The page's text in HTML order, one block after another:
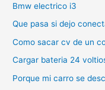
Bmw electrico i3
Que pasa si dejo
Como sacar cv de un
Cargar bateria 24
Porque mi carro se